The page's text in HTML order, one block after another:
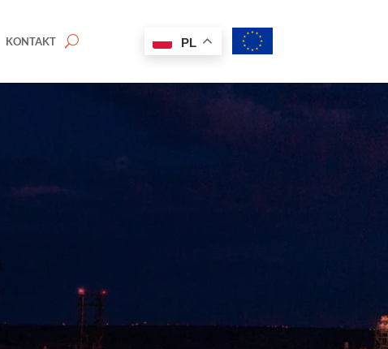
KONTAKT PL